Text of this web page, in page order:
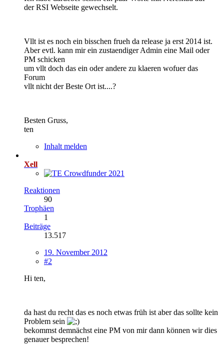
der RSI Webseite gewechselt.
Vllt ist es noch ein bisschen frueh da release ja erst 2014 ist.
Aber evtl. kann mir ein zustaendiger Admin eine Mail oder
PM schicken
um vllt doch das ein oder andere zu klaeren wofuer das
Forum
vllt nicht der Beste Ort ist....?
Besten Gruss,
ten
Inhalt melden
Xell
Reaktionen
90
Trophäen
1
Beiträge
13.517
19. November 2012
#2
Hi ten,
da hast du recht das es noch etwas früh ist aber das sollte kein
Problem sein
bekommst demnächst eine PM von mir dann können wir dies
genauer besprechen!